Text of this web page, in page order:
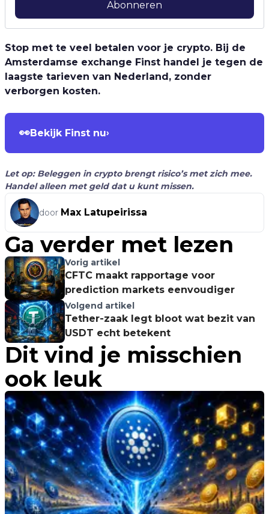
Abonneren
Stop met te veel betalen voor je crypto. Bij de
Amsterdamse exchange Finst handel je tegen de
laagste tarieven van Nederland, zonder
verborgen kosten.
👀Bekijk Finst nu›
Let op: Beleggen in crypto brengt risico’s met zich mee.
Handel alleen met geld dat u kunt missen.
door Max Latupeirissa
Ga verder met lezen
Vorig artikel
CFTC maakt rapportage voor
prediction markets eenvoudiger
Volgend artikel
Tether-zaak legt bloot wat bezit van
USDT echt betekent
Dit vind je misschien
ook leuk